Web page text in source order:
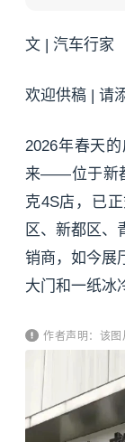
文 | 汽车行家
欢迎供稿 | 请
2026年春天
来——位于新
克4S店，已
区、新都区、
销商，如今展
大门和一纸冰
作者声明：该图